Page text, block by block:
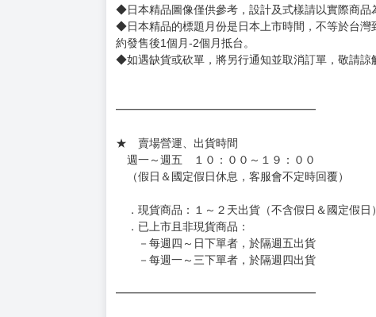
◆日本精品圖像僅供參考，設計及式樣請以實際商品
◆日本精品的標題月份是日本上市時間，不等於台灣
約發售後1個月-2個月抵台。
◆如遇缺貨或砍單，將另行通知並取消訂單，敬請諒
━━━━━━━━━━━━━━━━━━
★ 賣場營運、出貨時間
週一～週五 １０：００～１９：００
（假日＆國定假日休息，客服會不定時回覆）
．現貨商品：１～２天出貨（不含假日＆國定假日）
．已上市且非現貨商品：
－每週四～日下單者，於隔週五出貨
－每週一～三下單者，於隔週四出貨
━━━━━━━━━━━━━━━━━━